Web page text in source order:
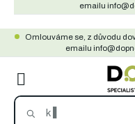
obsah
emailu
Omlouváme se, z důvodu
emailu